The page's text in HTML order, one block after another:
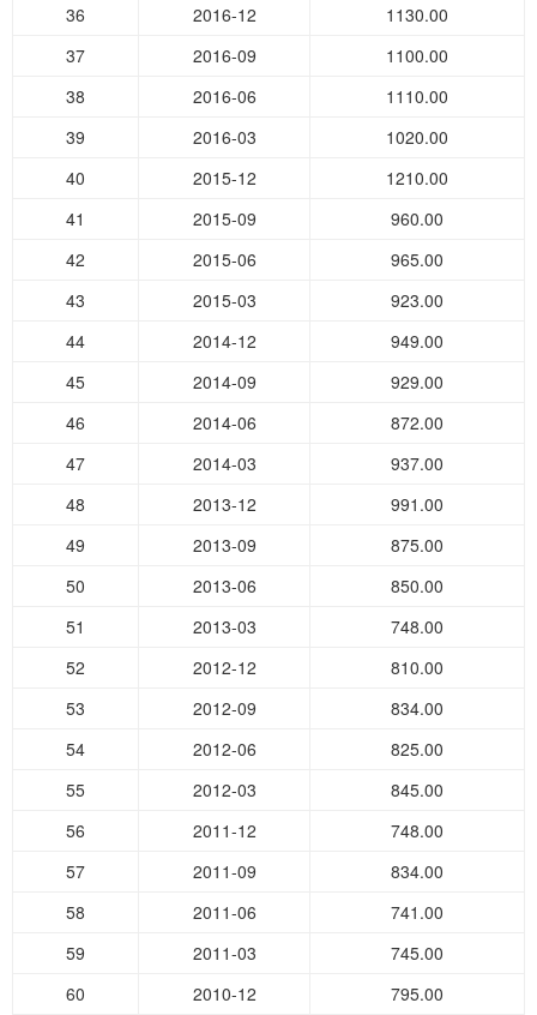
36
2016-12
1130.00
37
2016-09
1100.00
38
2016-06
1110.00
39
2016-03
1020.00
40
2015-12
1210.00
41
2015-09
960.00
42
2015-06
965.00
43
2015-03
923.00
44
2014-12
949.00
45
2014-09
929.00
46
2014-06
872.00
47
2014-03
937.00
48
2013-12
991.00
49
2013-09
875.00
50
2013-06
850.00
51
2013-03
748.00
52
2012-12
810.00
53
2012-09
834.00
54
2012-06
825.00
55
2012-03
845.00
56
2011-12
748.00
57
2011-09
834.00
58
2011-06
741.00
59
2011-03
745.00
60
2010-12 795.00